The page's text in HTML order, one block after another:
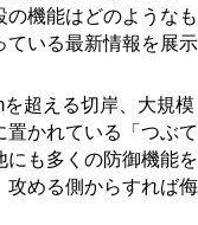
機能はどのようなも
ている最新情報を展示
超える切岸、大規模
置かれている「つぶて
にも多くの防御機能を
攻める側からすれば侮